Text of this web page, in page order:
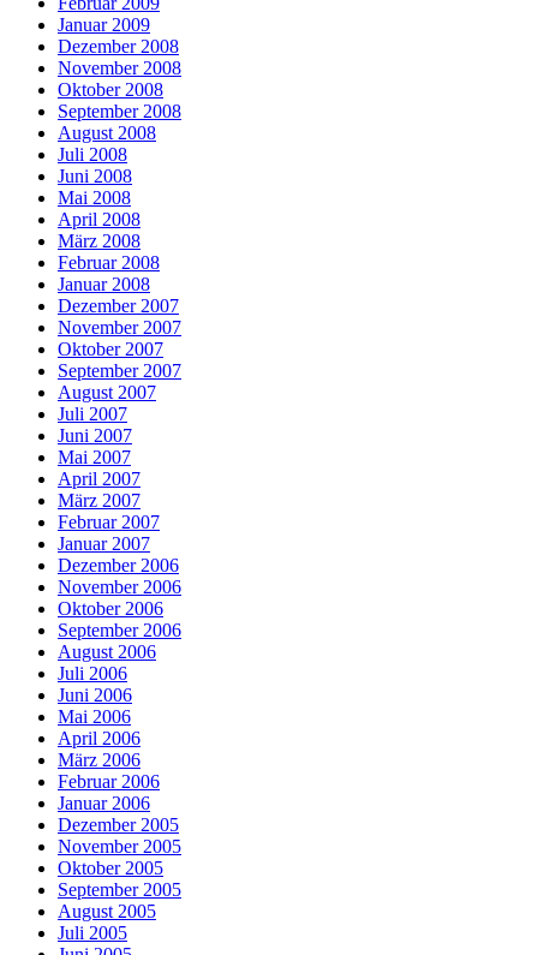
Januar 2009
Dezember 2008
November 2008
Oktober 2008
September 2008
August 2008
Juli 2008
Juni 2008
Mai 2008
April 2008
März 2008
Februar 2008
Januar 2008
Dezember 2007
November 2007
Oktober 2007
September 2007
August 2007
Juli 2007
Juni 2007
Mai 2007
April 2007
März 2007
Februar 2007
Januar 2007
Dezember 2006
November 2006
Oktober 2006
September 2006
August 2006
Juli 2006
Juni 2006
Mai 2006
April 2006
März 2006
Februar 2006
Januar 2006
Dezember 2005
November 2005
Oktober 2005
September 2005
August 2005
Juli 2005